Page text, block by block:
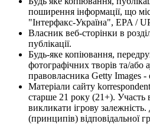
поширення інформації, що
"Інтерфакс-Україна", EPA /
Власник веб-сторінки в
публікації.
Будь-яке копіювання,
фотографічних творів та/або
правовласника Getty Images -
Матеріали сайту
старше 21 року (21+). Участь
викликати ігрову
(принципів) відповідальної